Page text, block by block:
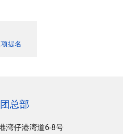
提名
总部
湾仔港湾道6-8号